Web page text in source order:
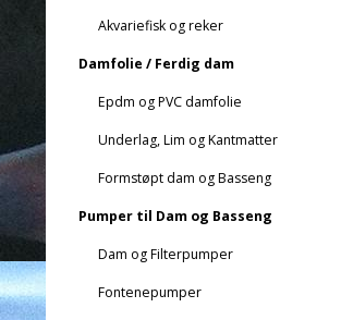
Akvariefisk og reker
Damfolie / Ferdig dam
Epdm og PVC damfolie
Underlag, Lim og Kantmatter
Formstøpt dam og Basseng
Pumper til Dam og Basseng
Dam og Filterpumper
Fontenepumper